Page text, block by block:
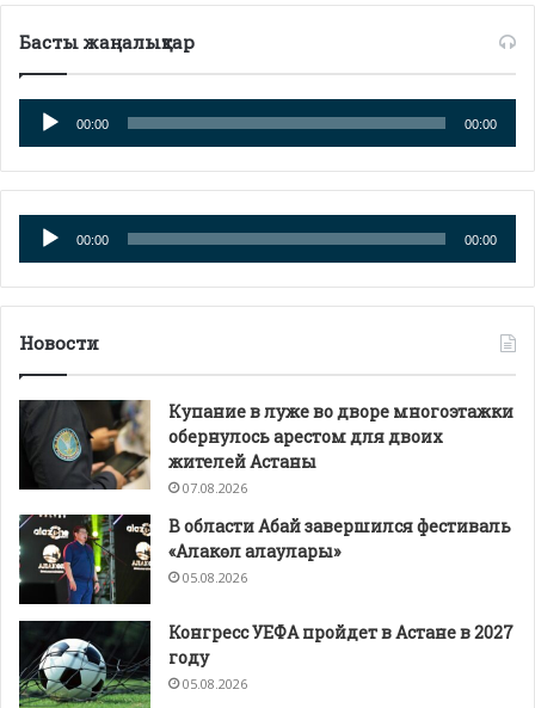
Басты жаңалықтар
Аудиоплеер
00:00 00:00
Аудиоплеер
00:00 00:00
Новости
Купание в луже во дворе многоэтажки
обернулось арестом для двоих
жителей Астаны
07.08.2026
В области Абай завершился фестиваль
«Алакөл алаулары»
05.08.2026
Конгресс УЕФА пройдет в Астане в 2027
году
05.08.2026